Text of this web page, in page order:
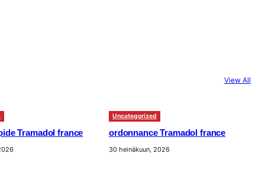
View All
Tramadol france
Uncategorized
ordonnance Tramadol france
30 heinäkuun, 2026